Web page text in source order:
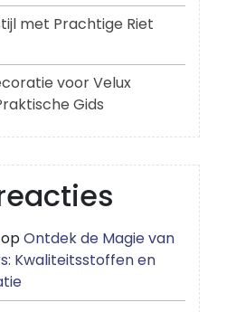
met Prachtige Riet
voor Velux
Gids
opOntdek de Magie van
Kwaliteitsstoffen en